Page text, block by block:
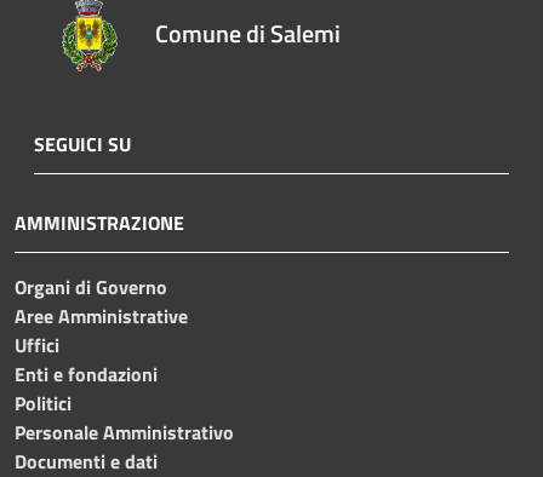
Comune di Salemi
SEGUICI SU
AMMINISTRAZIONE
Organi di Governo
Aree Amministrative
Uffici
Enti e fondazioni
Politici
Personale Amministrativo
Documenti e dati